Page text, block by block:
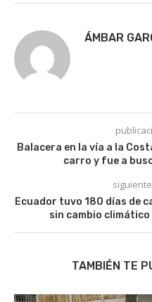
ÁMBAR
Balacera en la vía a la
carro y fue a
Ecuador tuvo 180 días de
sin cambio
TAMBIÉN TE